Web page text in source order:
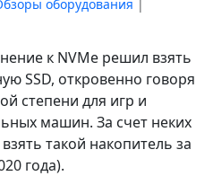
оборудования |
к NVMe решил взять
SSD, откровенно говоря
степени для игр и
машин. За счет неких
такой накопитель за
года).